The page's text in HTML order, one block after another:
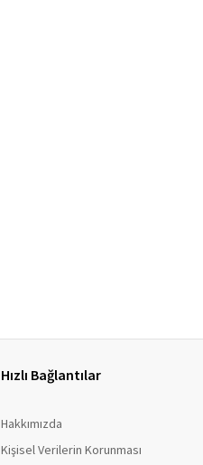
Hızlı Bağlantılar
Hakkımızda
Kişisel Verilerin Korunması